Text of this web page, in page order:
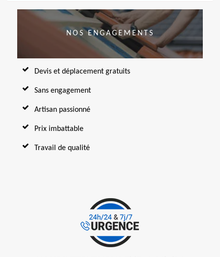
NOS ENGAGEMENTS
Devis et déplacement gratuits
Sans engagement
Artisan passionné
Prix imbattable
Travail de qualité